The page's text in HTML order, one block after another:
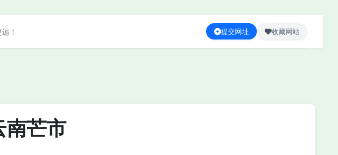
！ 提交网址 收藏网站
南芒市